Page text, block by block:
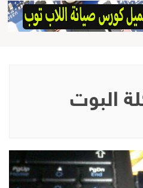
البوت